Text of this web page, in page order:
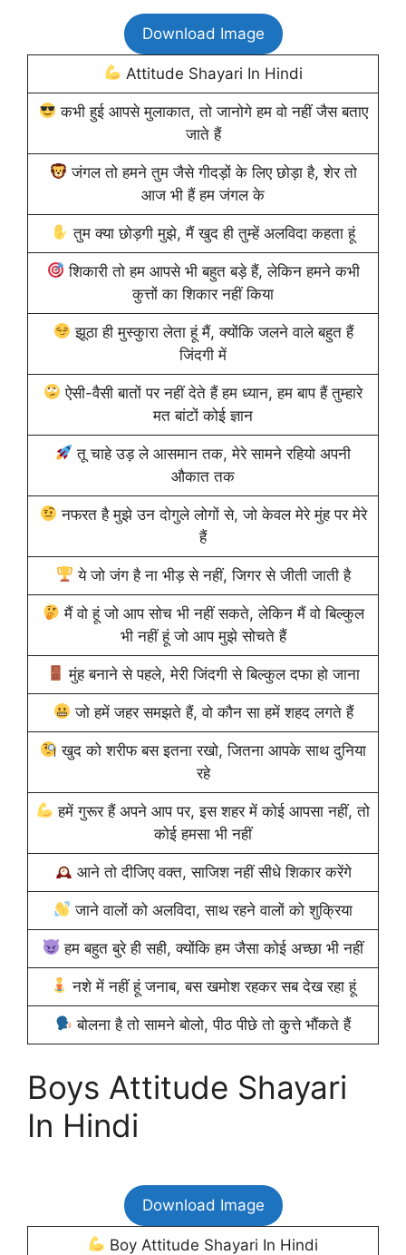
Download Image
Attitude Shayari In Hindi
कभी हुई आपसे मुलाकात, तो जानोगे हम वो नहीं जैस बताए
जाते हैं
जंगल तो हमने तुम जैसे गीदड़ों के लिए छोड़ा है, शेर तो
आज भी हैं हम जंगल के
तुम क्या छोड़गी मुझे, मैं खुद ही तुम्हें अलविदा कहता हूं
शिकारी तो हम आपसे भी बहुत बड़े हैं, लेकिन हमने कभी
कुत्तों का शिकार नहीं किया
झूठा ही मुस्कुारा लेता हूं मैं, क्योंकि जलने वाले बहुत हैं
जिंदगी में
ऐसी-वैसी बातों पर नहीं देते हैं हम ध्यान, हम बाप हैं तुम्हारे
मत बांटों कोई ज्ञान
तू चाहे उड़ ले आसमान तक, मेरे सामने रहियो अपनी
औकात तक
नफरत है मुझे उन दोगुले लोगों से, जो केवल मेरे मुंह पर मेरे
हैं
ये जो जंग है ना भीड़ से नहीं, जिगर से जीती जाती है
मैं वो हूं जो आप सोच भी नहीं सकते, लेकिन मैं वो बिल्कुल
भी नहीं हूं जो आप मुझे सोचते हैं
मुंह बनाने से पहले, मेरी जिंदगी से बिल्कुल दफा हो जाना
जो हमें जहर समझते हैं, वो कौन सा हमें शहद लगते हैं
खुद को शरीफ बस इतना रखो, जितना आपके साथ दुनिया
रहे
हमें गुरूर हैं अपने आप पर, इस शहर में कोई आपसा नहीं, तो
कोई हमसा भी नहीं
आने तो दीजिए वक्त, साजिश नहीं सीधे शिकार करेंगे
जाने वालों को अलविदा, साथ रहने वालों को शुक्रिया
हम बहुत बुरे ही सही, क्योंकि हम जैसा कोई अच्छा भी नहीं
नशे में नहीं हूं जनाब, बस खमोश रहकर सब देख रहा हूं
बोलना है तो सामने बोलो, पीठ पीछे तो कु्त्ते भौंकते हैं
Boys Attitude Shayari
In Hindi
Download Image
Boy Attitude Shayari In Hindi